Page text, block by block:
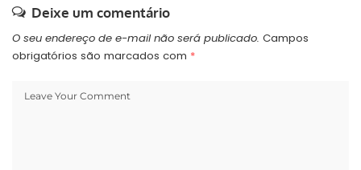
Deixe um comentário
O seu endereço de e-mail não será publicado. Campos
obrigatórios são marcados com *